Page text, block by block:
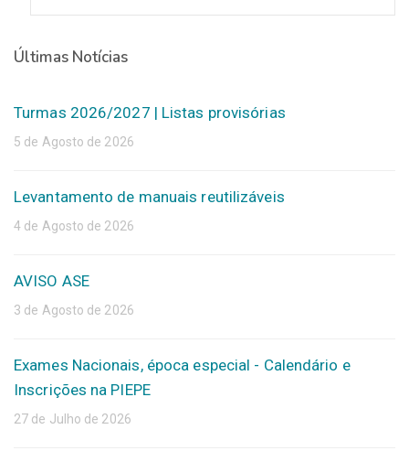
Últimas Notícias
Turmas 2026/2027 | Listas provisórias
5 de Agosto de 2026
Levantamento de manuais reutilizáveis
4 de Agosto de 2026
AVISO ASE
3 de Agosto de 2026
Exames Nacionais, época especial - Calendário e
Inscrições na PIEPE
27 de Julho de 2026